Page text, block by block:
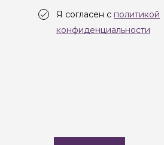
Я согласен с политикой
конфиденциальности
Создание сайта —